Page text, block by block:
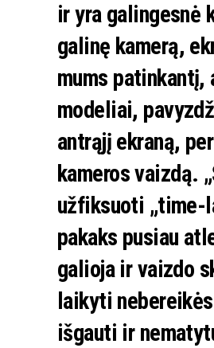
ir yra galingesnė
galinę kamerą,
mums
modeliai,
antrąjį ekraną,
kameros vaizdą.
užfiksuoti „time-
pakaks pusiau
galioja ir vaizdo
laikyti
išgauti ir